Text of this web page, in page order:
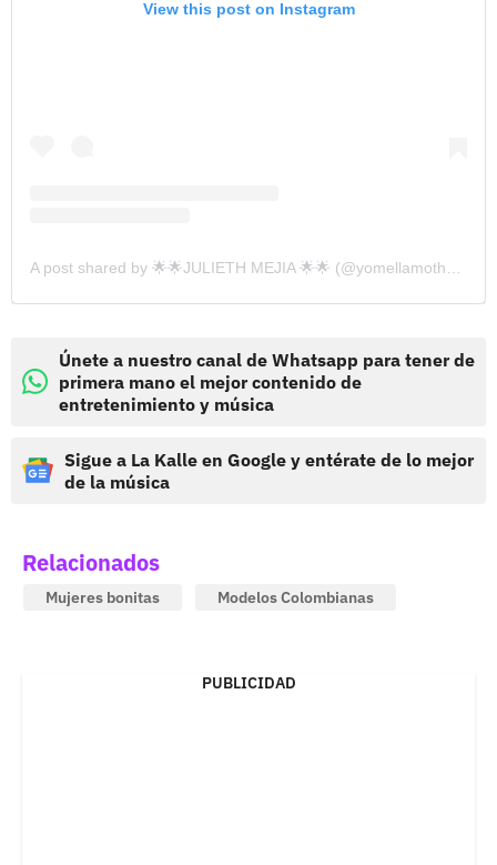
View this post on Instagram
Únete a nuestro canal de Whatsapp para tener de
primera mano el mejor contenido de
entretenimiento y música
Sigue a La Kalle en Google y entérate de lo mejor
de la música
Relacionados
Mujeres bonitas Modelos Colombianas
PUBLICIDAD